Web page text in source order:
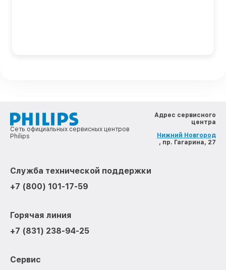
Сеть официальных сервисных центров
Philips
Адрес сервисного
центра
Нижний Новгород
, пр. Гагарина, 27
Служба технической поддержки
+7 (800) 101-17-59
Горячая линия
+7 (831) 238-94-25
Сервис